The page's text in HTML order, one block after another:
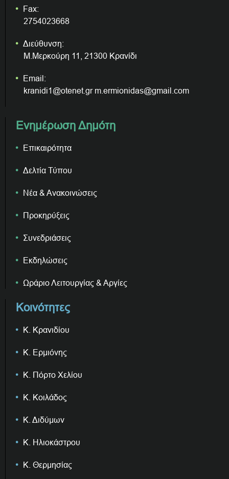
Fax:
2754023668
Διεύθυνση:
Μ.Μερκούρη 11, 21300 Κρανίδι
Email:
kranidi1@otenet.gr m.ermionidas@gmail.com
Ενημέρωση Δημότη
Επικαιρότητα
Δελτία Τύπου
Νέα & Ανακοινώσεις
Προκηρύξεις
Συνεδριάσεις
Εκδηλώσεις
Ωράριο Λειτουργίας & Αργίες
Κοινότητες
Κ. Κρανιδίου
Κ. Ερμιόνης
Κ. Πόρτο Χελίου
Κ. Κοιλάδος
Κ. Διδύμων
Κ. Ηλιοκάστρου
Κ. Θερμησίας